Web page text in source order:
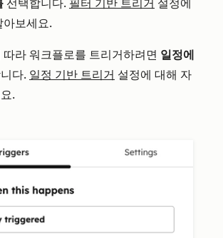
선택합니다. 필터 기반 트리거 설정에
아보세요.
라 워크플로를 트리거하려면 일정에
다. 일정 기반 트리거 설정에 대해 자
.